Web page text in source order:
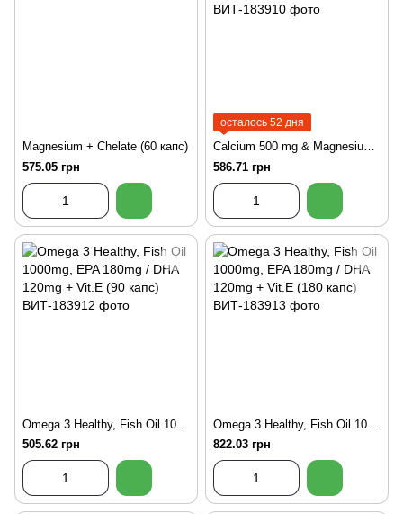
Magnesium + Chelate (60 капс)
575.05 грн
осталось 52 дня
Calcium 500 mg & Magnesium 250 mg (90 таб)
586.71 грн
505.62 грн
822.03 грн